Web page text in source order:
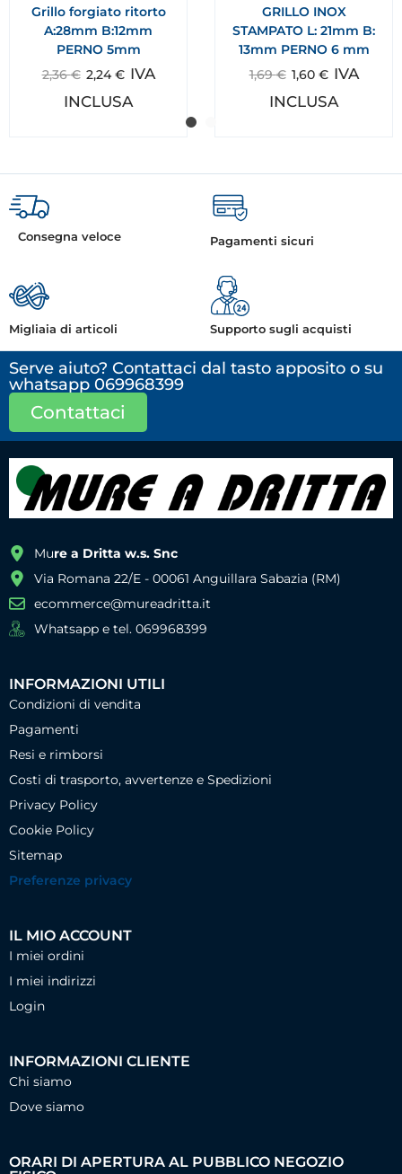
Grillo forgiato ritorto
A:28mm B:12mm
PERNO 5mm
2,36€ 2,24€ IVA
INCLUSA
GRILLO INOX
STAMPATO L: 21mm B:
13mm PERNO 6 mm
1,69€ 1,60 € IVA
INCLUSA
Consegna veloce Pagamenti sicuri
Migliaia di articoli Supporto sugli acquisti
Serve aiuto? Contattaci dal tasto apposito o su
whatsapp 069968399
Contattaci
Mure a Dritta w.s. Snc
Via Romana 22/E - 00061 Anguillara Sabazia (RM)
ecommerce@mureadritta.it
Whatsapp e tel. 069968399
INFORMAZIONI UTILI
Condizioni di vendita
Pagamenti
Resi e rimborsi
Costi di trasporto, avvertenze e Spedizioni
Privacy Policy
Cookie Policy
Sitemap
Preferenze privacy
IL MIO ACCOUNT
I miei ordini
I miei indirizzi
Login
INFORMAZIONI CLIENTE
Chi siamo
Dove siamo
ORARI DI APERTURA AL PUBBLICO NEGOZIO